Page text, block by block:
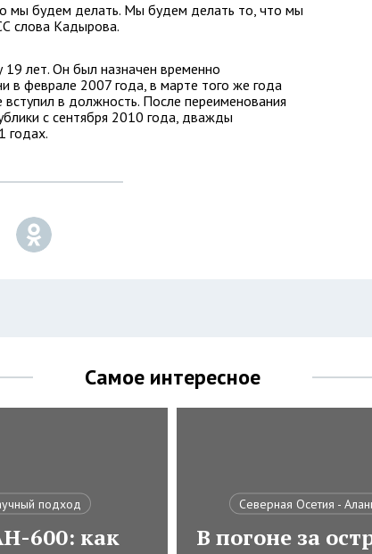
мы будем делать. Мы будем делать то, что мы
слова Кадырова.
19 лет. Он был назначен временно
в феврале 2007 года, в марте того же года
в должность. После переименования
с сентября 2010 года, дважды
годах.
Самое интересное
подход
600: как
Северная Осетия -
В погоне за